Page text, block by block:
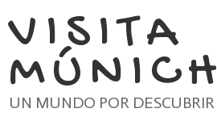
al
contenido
VISITA
MÚNICH
UN MUNDO POR DESCUBRIR